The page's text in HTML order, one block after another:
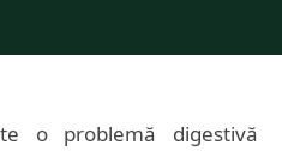
o problemă digestivă